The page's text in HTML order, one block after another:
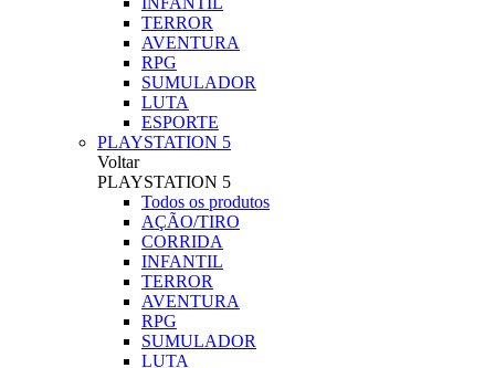
TERROR
AVENTURA
RPG
SUMULADOR
LUTA
ESPORTE
PLAYSTATION 5
Voltar
PLAYSTATION 5
Todos os produtos
AÇÃO/TIRO
CORRIDA
INFANTIL
TERROR
AVENTURA
RPG
SUMULADOR
LUTA